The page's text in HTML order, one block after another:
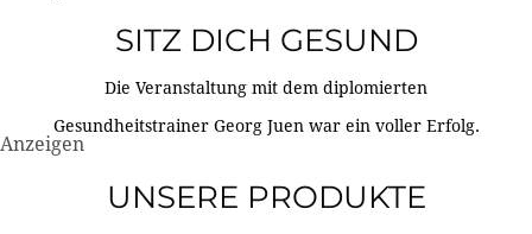
SITZ DICH GESUND
Die Veranstaltung mit dem diplomierten
Gesundheitstrainer Georg Juen war ein voller Erfolg.
Anzeigen
UNSERE PRODUKTE